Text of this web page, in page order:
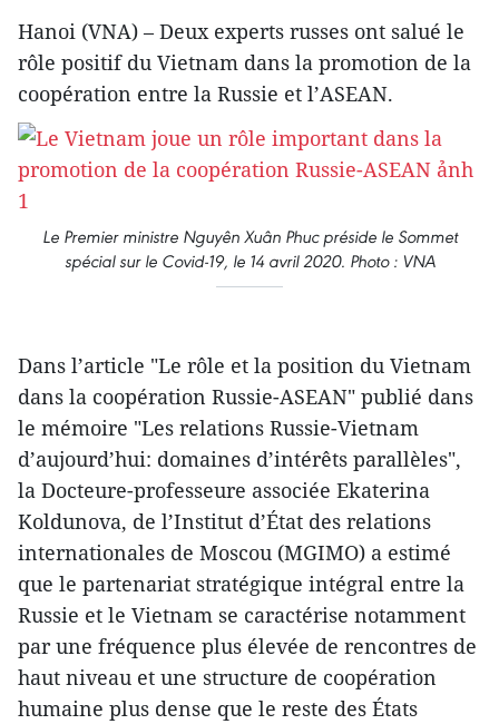
Hanoi (VNA) – Deux experts russes ont salué le
rôle positif du Vietnam dans la promotion de la
coopération entre la Russie et l’ASEAN.
Le Premier ministre Nguyên Xuân Phuc préside le Sommet
spécial sur le Covid-19, le 14 avril 2020. Photo : VNA
Dans l’article "Le rôle et la position du Vietnam
dans la coopération Russie-ASEAN" publié dans
le mémoire "Les relations Russie-Vietnam
d’aujourd’hui: domaines d’intérêts parallèles",
la Docteure-professeure associée Ekaterina
Koldunova, de l’Institut d’État des relations
internationales de Moscou (MGIMO) a estimé
que le partenariat stratégique intégral entre la
Russie et le Vietnam se caractérise notamment
par une fréquence plus élevée de rencontres de
haut niveau et une structure de coopération
humaine plus dense que le reste des États